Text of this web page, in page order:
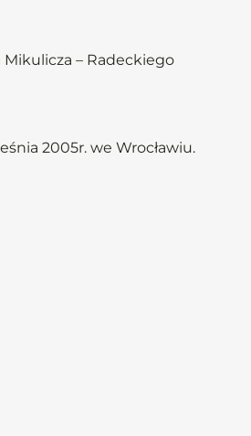
Mikulicza – Radeckiego
2005r. we Wrocławiu.